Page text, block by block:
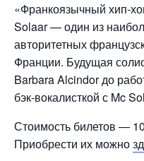
«Франкоязычный хип-
Solaar — один из
авторитетных
Франции. Будущая
Barbara Alcindor до
бэк-вокалисткой с Mc
Стоимость билетов —
Приобрести их можно